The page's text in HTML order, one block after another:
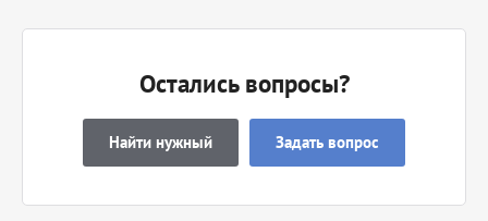
Остались вопросы?
Найти нужный Задать вопрос